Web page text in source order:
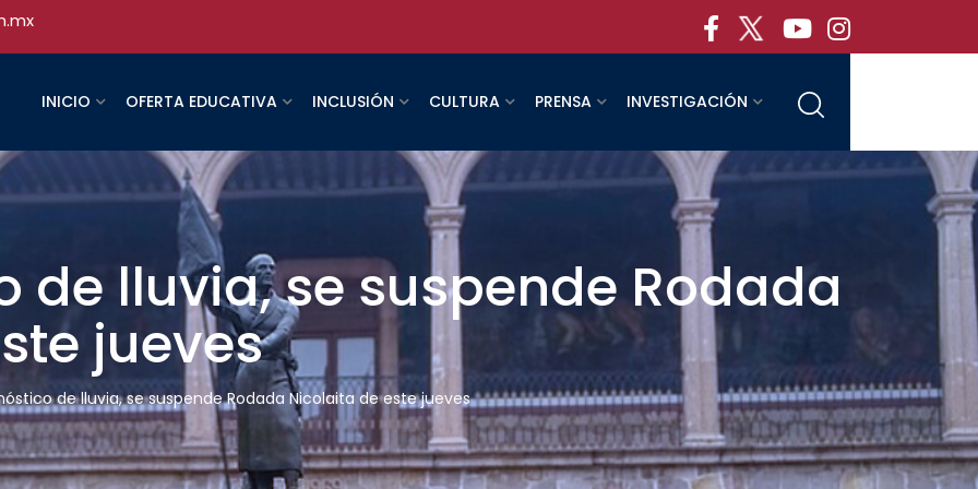
INICIO OFERTA EDUCATIVA INCLUSIÓN CULTURA PRENSA INVESTIGACIÓN
de lluvia, se suspende Rodada
jueves
de lluvia, se suspende Rodada Nicolaita de este jueves